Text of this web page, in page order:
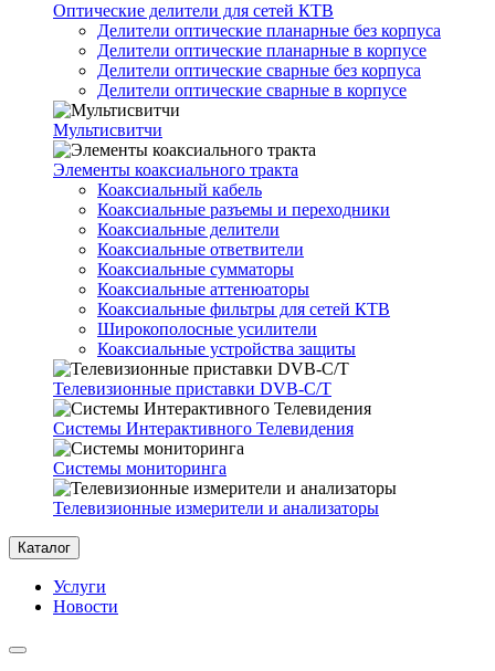
Оптические делители для сетей КТВ
Делители оптические планарные без корпуса
Делители оптические планарные в корпусе
Делители оптические сварные без корпуса
Делители оптические сварные в корпусе
Мультисвитчи
Элементы коаксиального тракта
Коаксиальный кабель
Коаксиальные разъемы и переходники
Коаксиальные делители
Коаксиальные ответвители
Коаксиальные сумматоры
Коаксиальные аттенюаторы
Коаксиальные фильтры для сетей КТВ
Широкополосные усилители
Коаксиальные устройства защиты
Телевизионные приставки DVB-C/T
Системы Интерактивного Телевидения
Системы мониторинга
Телевизионные измерители и анализаторы
Каталог
Услуги
Новости